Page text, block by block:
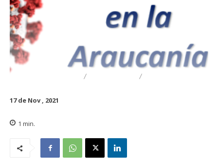
17 de Nov , 2021
1 min.